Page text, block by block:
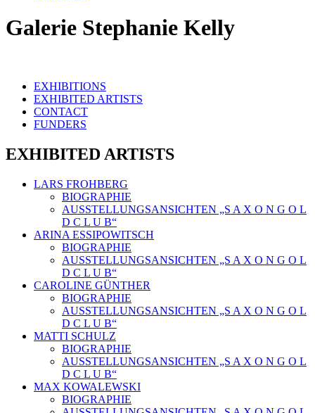
Galerie Stephanie Kelly
EXHIBITIONS
EXHIBITED ARTISTS
CONTACT
FUNDERS
EXHIBITED ARTISTS
LARS FROHBERG
BIOGRAPHIE
AUSSTELLUNGSANSICHTEN „S A X O N G O L
D C L U B“
ARINA ESSIPOWITSCH
BIOGRAPHIE
AUSSTELLUNGSANSICHTEN „S A X O N G O L
D C L U B“
CAROLINE GÜNTHER
BIOGRAPHIE
AUSSTELLUNGSANSICHTEN „S A X O N G O L
D C L U B“
MATTI SCHULZ
BIOGRAPHIE
AUSSTELLUNGSANSICHTEN „S A X O N G O L
D C L U B“
MAX KOWALEWSKI
BIOGRAPHIE